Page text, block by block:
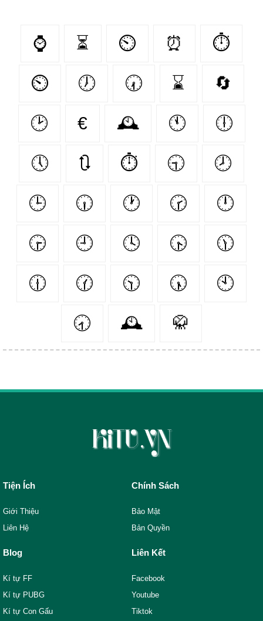
⌚ ⏳ ⏲ ⏰ ⏱
⏲️ 🕖 🕢 ⌛ 🔄
🕑 € 🕰️ 🕚 🕕
🕔 🔃 ⏱️ 🕤 🕗
🕒 🕡 🕐 🕝 🕛
🕞 🕘 🕓 🕟 🕦
🕧 🕜 🕥 🕠 🕙
🕣 🕰 🥋
Tiện Ích
Giới Thiệu
Liên Hệ
Chính Sách
Bảo Mật
Bản Quyền
Blog
Kí tự FF
Kí tự PUBG
Kí tự Con Gấu
Liên Kết
Facebook
Youtube
Tiktok